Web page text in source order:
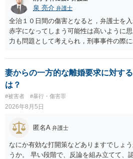
泉 亮介 弁護士
全治１０日間の傷害となると，弁護士を
赤字になってしまう可能性は高いように
力も問題として考えられ，刑事事件の際
う。
妻からの一方的な離婚要求に対す
は？
#被害者 #暴行・傷害罪
2026年8月5日
匿名A 弁護士
なにか有効な打開策などありますでしょ
うか。 早い段階で、反論を組み立てて、